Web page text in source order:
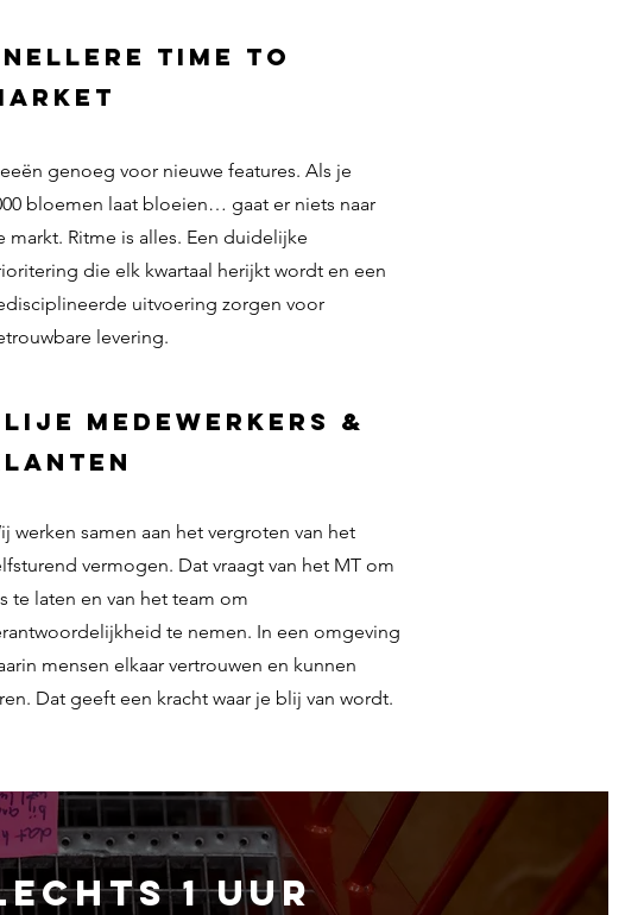
time to
genoeg voor nieuwe features. Als je
bloemen laat bloeien… gaat er niets naar
markt. Ritme is alles. Een duidelijke
die elk kwartaal herijkt wordt en een
uitvoering zorgen voor
levering.
medewerkers &
werken samen aan het vergroten van het
vermogen. Dat vraagt van het MT om
te laten en van het team om
te nemen. In een omgeving
mensen elkaar vertrouwen en kunnen
Dat geeft een kracht waar je blij van wordt.
1 uur